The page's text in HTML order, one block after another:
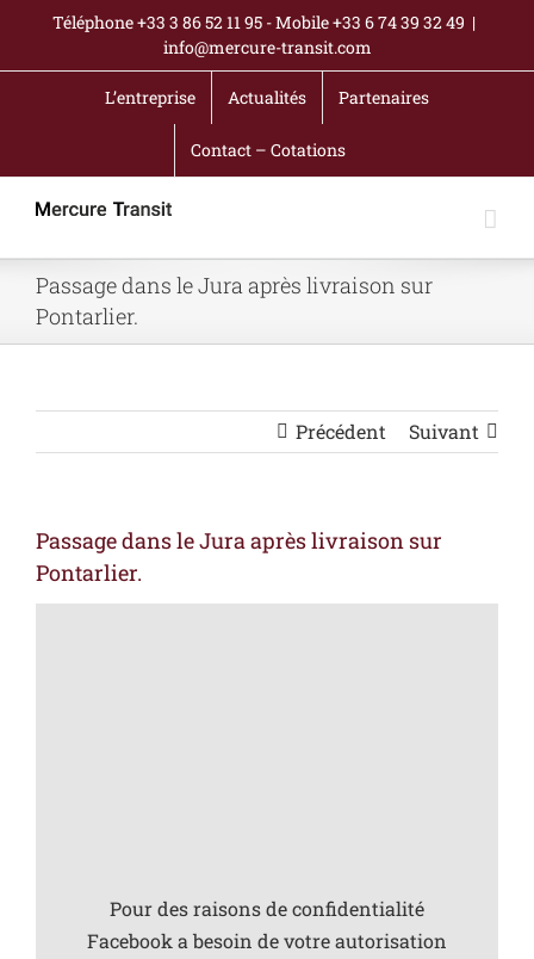
Passer
contenu
Téléphone +33 3 86 52 11 95 - Mobile +33 6 74 39 32 49 |
info@mercure-transit.com
L’entreprise Actualités Partenaires
Contact – Cotations
Passage dans le Jura après livraison sur
Pontarlier.
Précédent Suivant
Passage dans le Jura après livraison sur
Pontarlier.
Pour des raisons de confidentialité
Facebook a besoin de votre autorisation